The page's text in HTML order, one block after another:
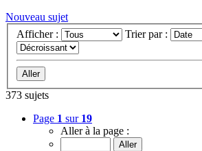
Nouveau sujet
Afficher :
Trier par :
373 sujets
Page 1 sur 19
Aller à la page :